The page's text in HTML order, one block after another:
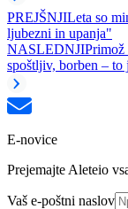
PREJŠNJILeta so
ljubezni in upanja"
NASLEDNJIPrimož
spoštljiv, borben – to
E-novice
Prejemajte Aleteio
Vaš e-poštni naslov